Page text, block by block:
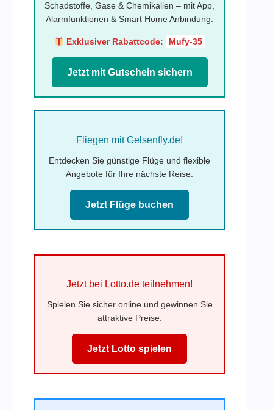
Schadstoffe, Gase & Chemikalien – mit App,
Alarmfunktionen & Smart Home Anbindung.
Exklusiver Rabattcode: Mufy-35
Jetzt mit Gutschein sichern
Fliegen mit Gelsenfly.de!
Entdecken Sie günstige Flüge und flexible
Angebote für Ihre nächste Reise.
Jetzt Flüge buchen
Jetzt bei Lotto.de teilnehmen!
Spielen Sie sicher online und gewinnen Sie
attraktive Preise.
Jetzt Lotto spielen